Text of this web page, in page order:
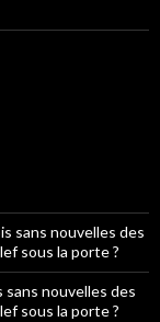
sans nouvelles des
sous la porte ?
sans nouvelles des
sous la porte ?